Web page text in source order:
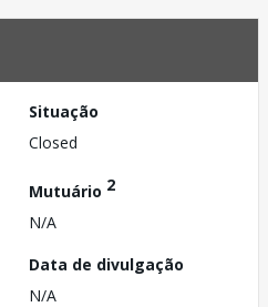
Situação
Closed
Mutuário 2
N/A
Data de divulgação
N/A